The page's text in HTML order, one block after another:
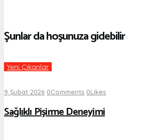
Şunlar da hoşunuza gidebilir
Yeni Çıkanlar
9 Şubat 2026 0Comments 0Likes
Sağlıklı Pişirme Deneyimi